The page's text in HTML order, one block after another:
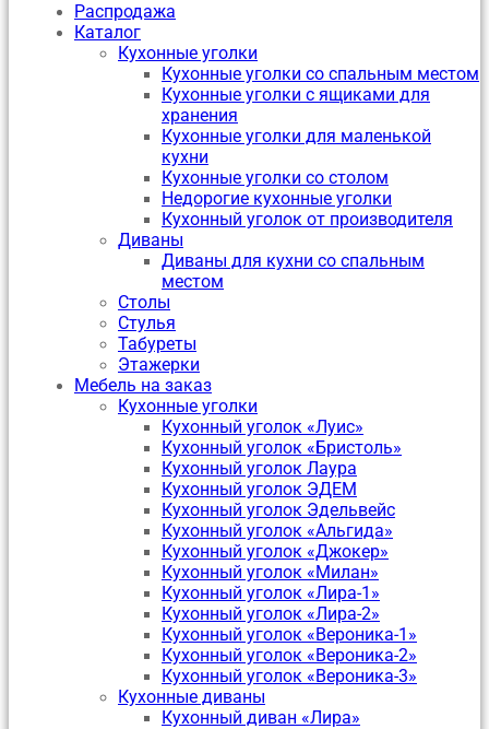
Распродажа
Каталог
Кухонные уголки
Кухонные уголки со спальным местом
Кухонные уголки с ящиками для
хранения
Кухонные уголки для маленькой
кухни
Кухонные уголки со столом
Недорогие кухонные уголки
Кухонный уголок от производителя
Диваны
Диваны для кухни со спальным
местом
Столы
Стулья
Табуреты
Этажерки
Мебель на заказ
Кухонные уголки
Кухонный уголок «Луис»
Кухонный уголок «Бристоль»
Кухонный уголок Лаура
Кухонный уголок ЭДЕМ
Кухонный уголок Эдельвейс
Кухонный уголок «Альгида»
Кухонный уголок «Джокер»
Кухонный уголок «Милан»
Кухонный уголок «Лира-1»
Кухонный уголок «Лира-2»
Кухонный уголок «Вероника-1»
Кухонный уголок «Вероника-2»
Кухонный уголок «Вероника-3»
Кухонные диваны
Кухонный диван «Лира»